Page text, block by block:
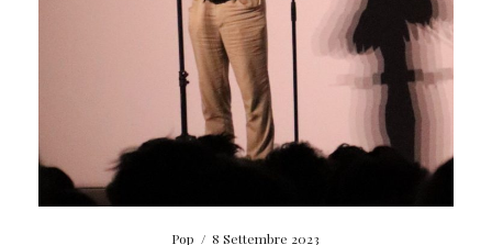
Pop / 8 Settembre 2023